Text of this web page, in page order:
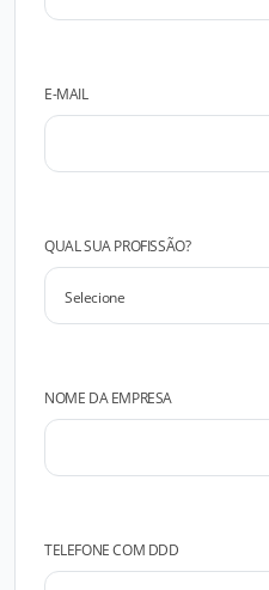
E-MAIL
QUAL SUA PROFISSÃO?
NOME DA EMPRESA
TELEFONE COM DDD